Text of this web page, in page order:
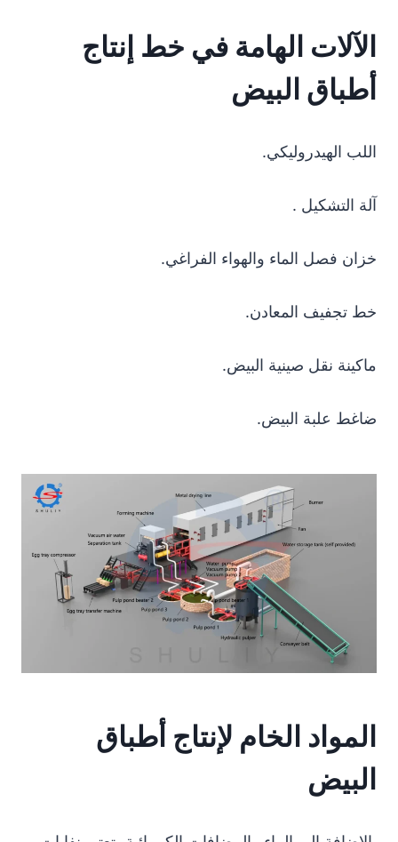
الآلات الهامة في خط إنتاج
أطباق البيض
اللب الهيدروليكي.
آلة التشكيل .
خزان فصل الماء والهواء الفراغي.
خط تجفيف المعادن.
ماكينة نقل صينية البيض.
ضاغط علبة البيض.
المواد الخام لإنتاج أطباق
البيض